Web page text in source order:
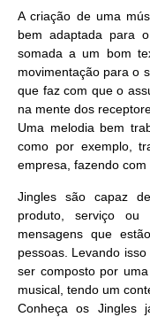
A criação de uma
bem adaptada para
somada a um bom
movimentação para o
que faz com que o
na mente dos
Uma melodia bem
como por exemplo,
empresa, fazendo
Jingles são capaz
produto, serviço
mensagens que
pessoas. Levando
ser composto por
musical, tendo um
Conheça os Jingles